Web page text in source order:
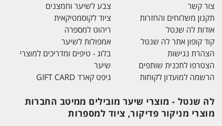
צור קשר
תקנון משלוחים והחזרות
אודות לה שנטל
קוד קופון אתר לה שנטל
הצהרת נגישות
הצטרפו לתכנית שותפים
הרשמה למועדון לקוחות
צבע לשיער וחמצנים
ציוד לקוסמטיקאית
ריהוט למספרה
אמפולות לשיער
בלוג - טיפים ומדריכים למוצרי
שיער
גיפט קארד GIFT CARD
לה שנטל - מוצרי שיער מובילים ממיטב החברות
מוצרי מניקור פדיקור, ציוד למספרות